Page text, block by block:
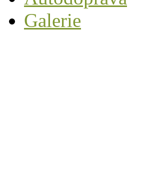
Galerie